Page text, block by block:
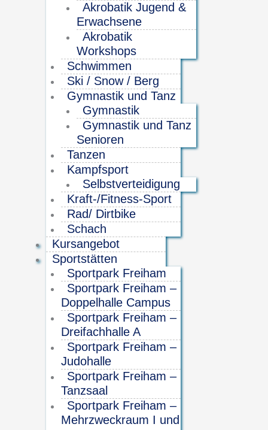
Akrobatik Jugend &
Erwachsene
Akrobatik
Workshops
Schwimmen
Ski / Snow / Berg
Gymnastik und Tanz
Gymnastik
Gymnastik und Tanz
Senioren
Tanzen
Kampfsport
Selbstverteidigung
Kraft-/Fitness-Sport
Rad/ Dirtbike
Schach
Kursangebot
Sportstätten
Sportpark Freiham
Sportpark Freiham –
Doppelhalle Campus
Sportpark Freiham –
Dreifachhalle A
Sportpark Freiham –
Judohalle
Sportpark Freiham –
Tanzsaal
Sportpark Freiham –
Mehrzweckraum I und